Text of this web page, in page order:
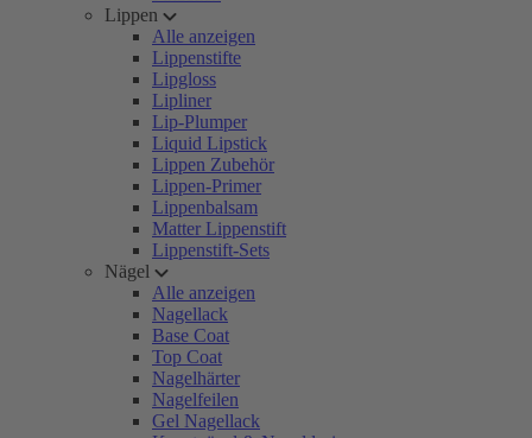
Lippen
Alle anzeigen
Lippenstifte
Lipgloss
Lipliner
Lip-Plumper
Liquid Lipstick
Lippen Zubehör
Lippen-Primer
Lippenbalsam
Matter Lippenstift
Lippenstift-Sets
Nägel
Alle anzeigen
Nagellack
Base Coat
Top Coat
Nagelhärter
Nagelfeilen
Gel Nagellack